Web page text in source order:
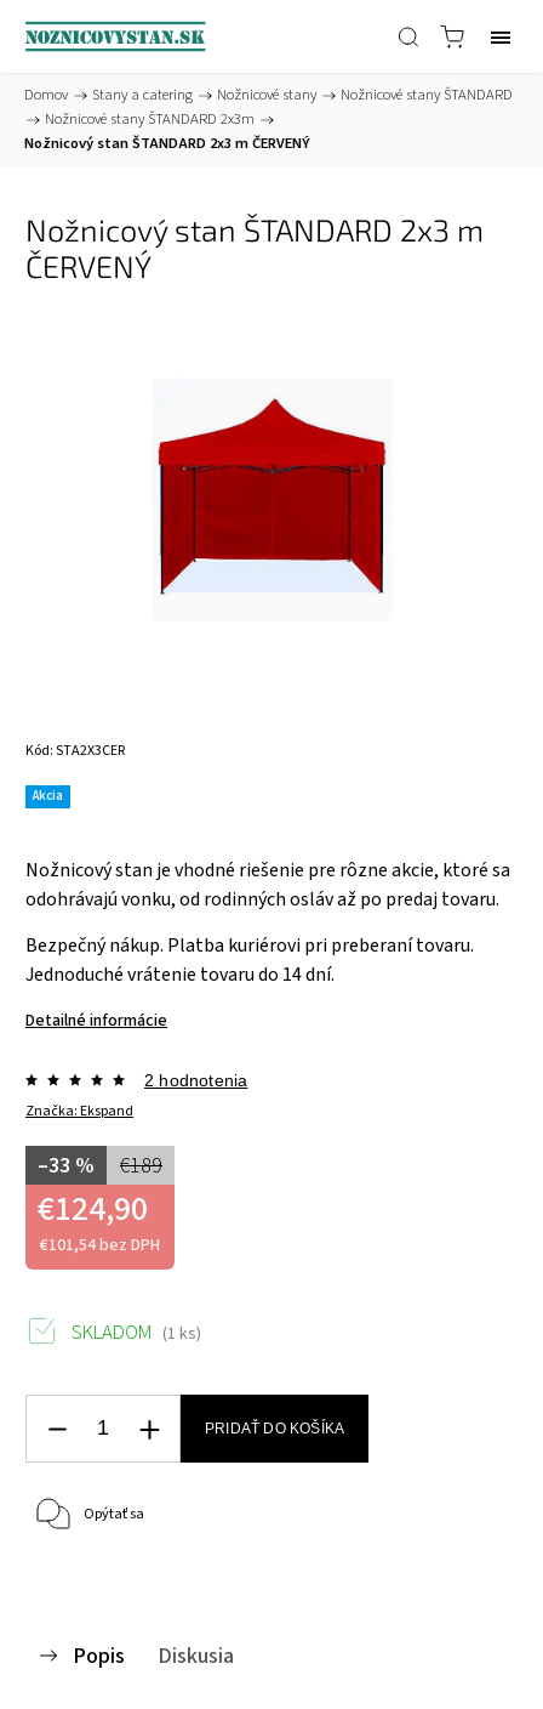
Domov / Stany a catering / Nožnicové stany /
Nožnicové stany ŠTANDARD
/
Nožnicové stany ŠTANDARD 2x3m /
Nožnicový stan ŠTANDARD 2x3 m ČERVENÝ
Nožnicový stan ŠTANDARD 2x3 m
ČERVENÝ
Kód:STA2X3CER
Akcia
Nožnicový stan je vhodné riešenie pre rôzne akcie, ktoré sa
odohrávajú vonku, od rodinných osláv až po predaj tovaru.
Bezpečný nákup. Platba kuriérovi pri preberaní tovaru.
Jednoduché vrátenie tovaru do 14 dní.
Detailné informácie
Značka:Ekspand
2 hodnotenia
€189
–33 %
€124,90
€101,54 bez DPH
SKLADOM (1 ks)
PRIDAŤ DO KOŠÍKA
Opýtať sa
Popis Diskusia